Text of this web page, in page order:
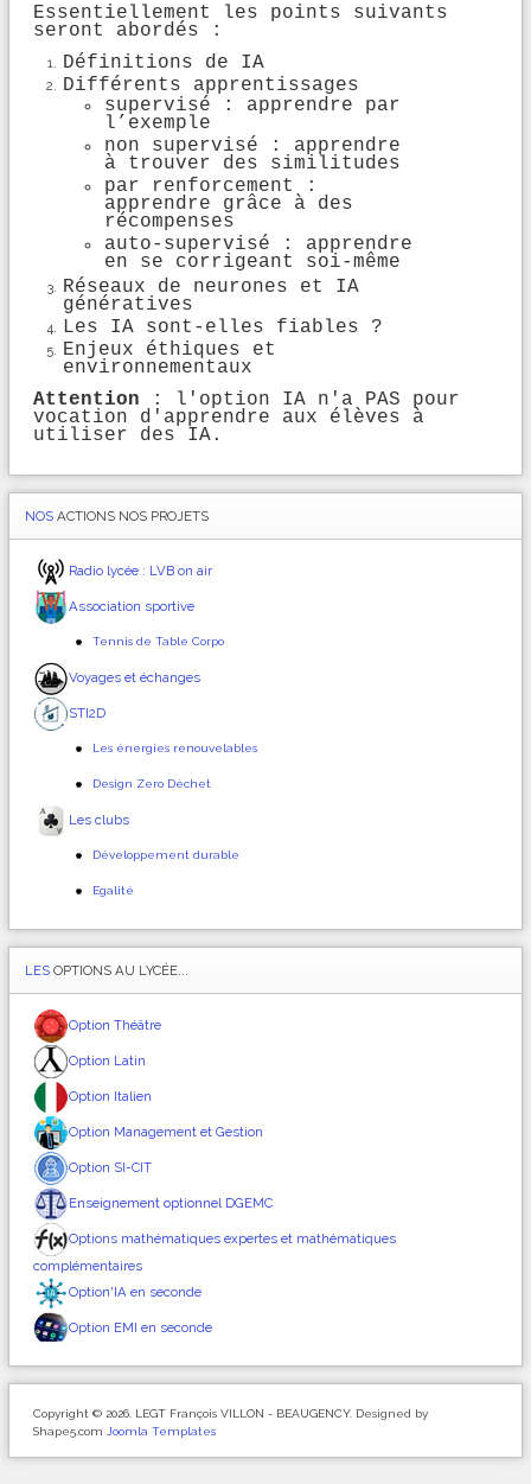
Essentiellement les points suivants
seront abordés :
Définitions de IA
Différents apprentissages
supervisé : apprendre par
l’exemple
non supervisé : apprendre
à trouver des similitudes
par renforcement :
apprendre grâce à des
récompenses
auto-supervisé : apprendre
en se corrigeant soi-même
Réseaux de neurones et IA
génératives
Les IA sont-elles fiables ?
Enjeux éthiques et
environnementaux
Attention : l'option IA n'a PAS pour
vocation d'apprendre aux élèves à
utiliser des IA.
NOS ACTIONS NOS PROJETS
Radio lycée : LVB on air
Association sportive
Tennis de Table Corpo
Voyages et échanges
STI2D
Les énergies renouvelables
Design Zero Déchet
Les clubs
Développement durable
Egalité
LES OPTIONS AU LYCÉE...
Option Théâtre
Option Latin
Option Italien
Option Management et Gestion
Option SI-CIT
Enseignement optionnel DGEMC
Options mathématiques expertes et mathématiques
complémentaires
Option'IA en seconde
Option EMI en seconde
Copyright © 2026. LEGT François VILLON - BEAUGENCY. Designed by
Shape5.com Joomla Templates